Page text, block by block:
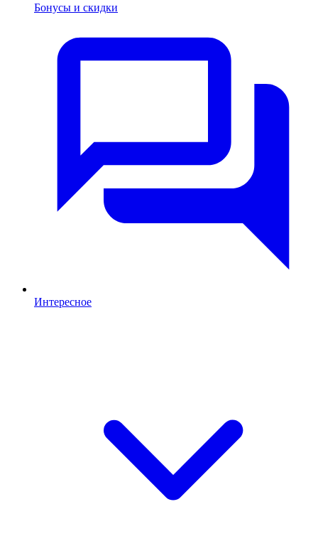
Бонусы и скидки
Интересное